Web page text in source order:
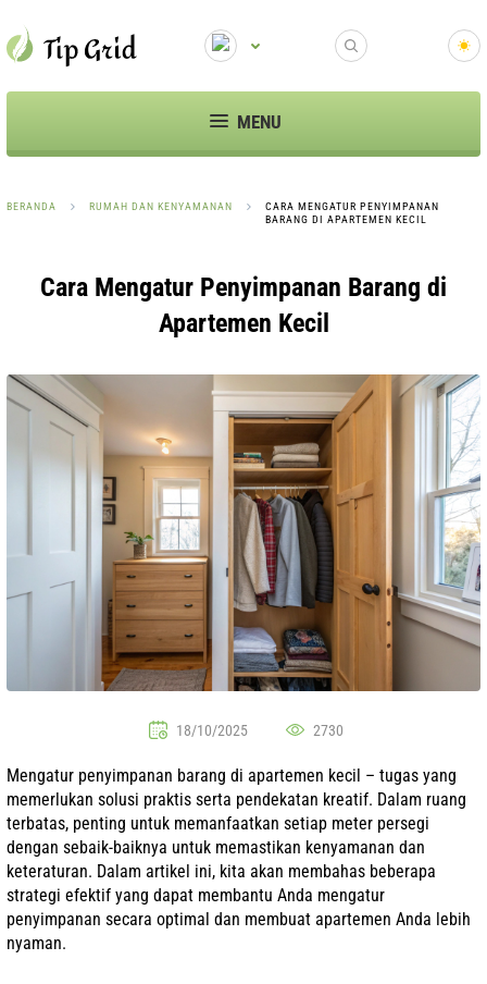
MENU
BERANDA RUMAH DAN KENYAMANAN
CARA MENGATUR PENYIMPANAN
BARANG DI APARTEMEN KECIL
Cara Mengatur Penyimpanan Barang di
Apartemen Kecil
18/10/2025 2730
Mengatur penyimpanan barang di apartemen kecil – tugas yang
memerlukan solusi praktis serta pendekatan kreatif. Dalam ruang
terbatas, penting untuk memanfaatkan setiap meter persegi
dengan sebaik-baiknya untuk memastikan kenyamanan dan
keteraturan. Dalam artikel ini, kita akan membahas beberapa
strategi efektif yang dapat membantu Anda mengatur
penyimpanan secara optimal dan membuat apartemen Anda lebih
nyaman.